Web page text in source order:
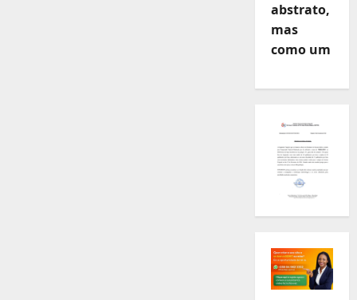
abstrato,
mas
como um